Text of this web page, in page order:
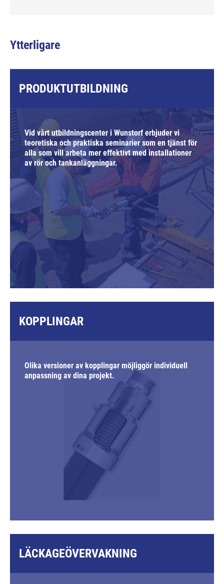
Ytterligare
PRODUKTUTBILDNING
Vid vårt utbildningscenter i Wunstorf erbjuder vi
teoretiska och praktiska seminarier som en tjänst för
alla som vill arbeta mer effektivt med installationer
av rör och tankanläggningar.
KOPPLINGAR
Olika versioner av kopplingar möjliggör individuell
anpassning av dina projekt.
LÄCKAGEÖVERVAKNING